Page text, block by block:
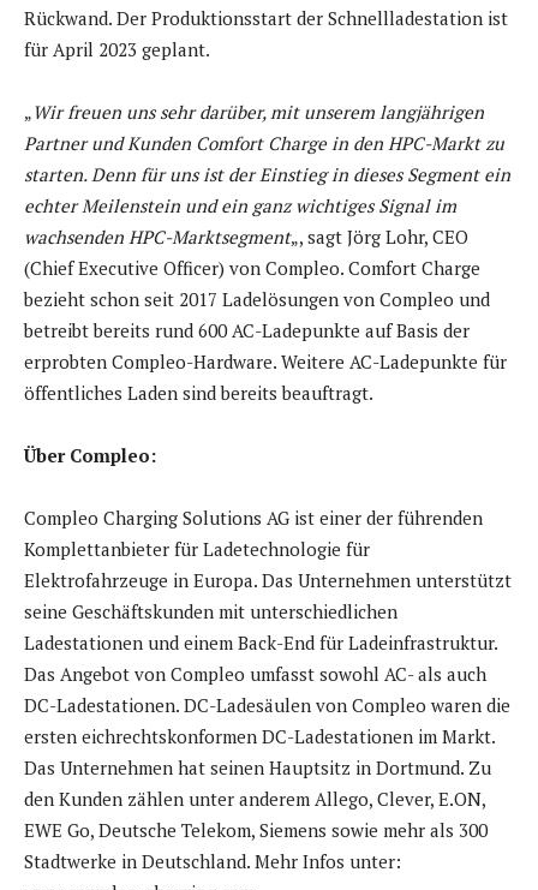
Rückwand. Der Produktionsstart der Schnellladestation ist
für April 2023 geplant.
„Wir freuen uns sehr darüber, mit unserem langjährigen
Partner und Kunden Comfort Charge in den HPC-Markt zu
starten. Denn für uns ist der Einstieg in dieses Segment ein
echter Meilenstein und ein ganz wichtiges Signal im
wachsenden HPC-Marktsegment„, sagt Jörg Lohr, CEO
(Chief Executive Officer) von Compleo. Comfort Charge
bezieht schon seit 2017 Ladelösungen von Compleo und
betreibt bereits rund 600 AC-Ladepunkte auf Basis der
erprobten Compleo-Hardware. Weitere AC-Ladepunkte für
öffentliches Laden sind bereits beauftragt.
Über Compleo:
Compleo Charging Solutions AG ist einer der führenden
Komplettanbieter für Ladetechnologie für
Elektrofahrzeuge in Europa. Das Unternehmen unterstützt
seine Geschäftskunden mit unterschiedlichen
Ladestationen und einem Back-End für Ladeinfrastruktur.
Das Angebot von Compleo umfasst sowohl AC- als auch
DC-Ladestationen. DC-Ladesäulen von Compleo waren die
ersten eichrechtskonformen DC-Ladestationen im Markt.
Das Unternehmen hat seinen Hauptsitz in Dortmund. Zu
den Kunden zählen unter anderem Allego, Clever, E.ON,
EWE Go, Deutsche Telekom, Siemens sowie mehr als 300
Stadtwerke in Deutschland. Mehr Infos unter: